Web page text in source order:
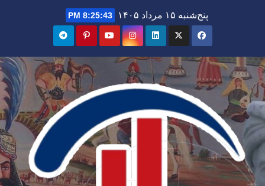
پنج‌شنبه ۱۵ مرداد ۱۴۰۵ 8:25:44 PM